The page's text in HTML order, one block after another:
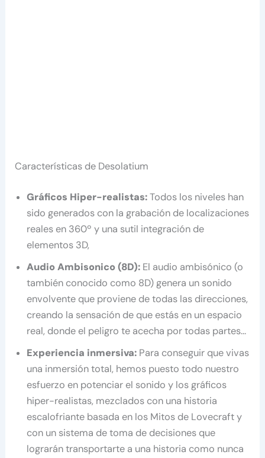
Características de Desolatium
Gráficos Hiper-realistas:Todos los niveles han
sido generados con la grabación de localizaciones
reales en 360º y una sutil integración de
elementos 3D,
Audio Ambisonico (8D): El audio ambisónico (o
también conocido como 8D) genera un sonido
envolvente que proviene de todas las direcciones,
creando la sensación de que estás en un espacio
real, donde el peligro te acecha por todas partes…
Experiencia inmersiva: Para conseguir que vivas
una inmersión total, hemos puesto todo nuestro
esfuerzo en potenciar el sonido y los gráficos
hiper-realistas, mezclados con una historia
escalofriante basada en los Mitos de Lovecraft y
con un sistema de toma de decisiones que
lograrán transportarte a una historia como nunca